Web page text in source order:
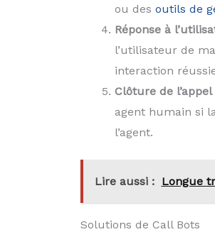
ou des outils de
Réponse à
l’utilisateur de
interaction
Clôture de l’appel
agent humain si
l’agent.
Lire aussi : Longue
Solutions de Call Bots